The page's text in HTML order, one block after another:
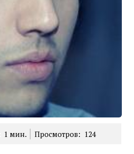
1 мин. Просмотров: 124